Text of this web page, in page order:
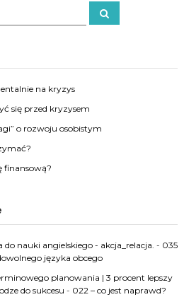
S
e
na kryzys
się przed kryzysem
o rozwoju osobistym
finansową?
nauki angielskiego - akcja_relacja. - 035
języka obcego
planowania | 3 procent lepszy
do sukcesu - 022 – co jest naprawd?